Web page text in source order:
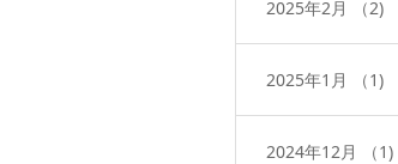
2025年2月 （2)
2025年1月 （1)
2024年12月 （1)